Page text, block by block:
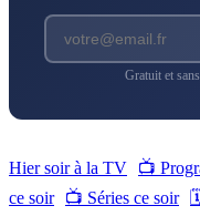
Gratuit et
Hier soir à la TV 📺
ce soir
📺 Séries ce soir